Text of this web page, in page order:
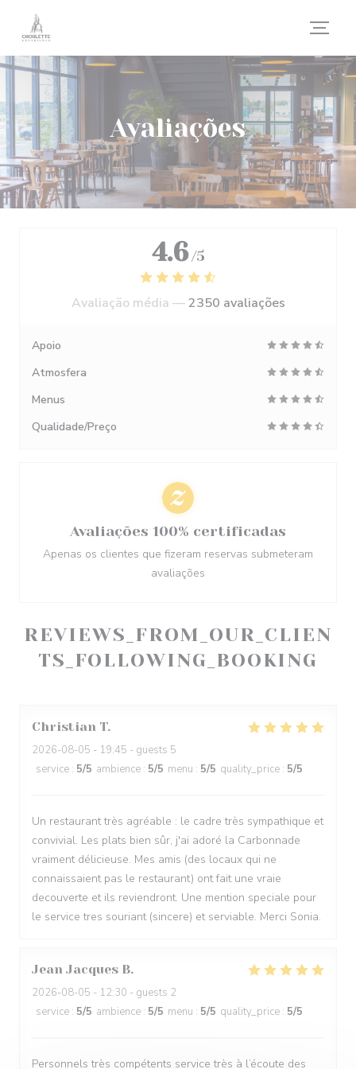
Painel de Gerenciamento de Cookies
Avaliações
REVIEWS_FROM_OUR_CLIEN
TS_FOLLOWING_BOOKING
Christian T
2026-08-05 - 19:45 - guests 5
service : 5/5 ambience : 5/5 menu : 5/5 quality_price : 5/5
Un restaurant très agréable : le cadre très sympathique et
convivial. Les plats bien sûr, j'ai adoré la Carbonnade
vraiment délicieuse. Mes amis (des locaux qui ne
connaissaient pas le restaurant) ont fait une vraie
decouverte et ils reviendront. Une mention speciale pour
le service tres souriant (sincere) et serviable. Merci Sonia.
Jean Jacques B
2026-08-05 - 12:30 - guests 2
service : 5/5 ambience : 5/5 menu : 5/5 quality_price : 5/5
Personnels très compétents service très à l’écoute des
4.6 /5
Avaliação média —2350 avaliações
Apoio
Atmosfera
Menus
Qualidade/Preço
Avaliações 100% certificadas
Apenas os clientes que fizeram reservas submeteram
avaliações